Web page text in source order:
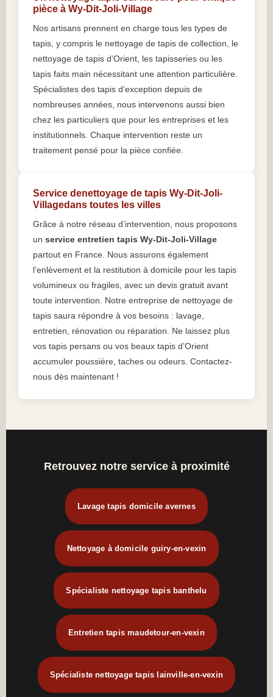
pièce à Wy-Dit-Joli-Village
Nos artisans prennent en charge tous les types de
tapis, y compris le nettoyage de tapis de collection, le
nettoyage de tapis d’Orient, les tapisseries ou les
tapis faits main nécessitant une attention particulière.
Spécialistes des tapis d’exception depuis de
nombreuses années, nous intervenons aussi bien
chez les particuliers que pour les entreprises et les
institutionnels. Chaque intervention reste un
traitement pensé pour la pièce confiée.
Service denettoyage de tapis Wy-Dit-Joli-
Villagedans toutes les villes
Grâce à notre réseau d’intervention, nous proposons
un service entretien tapis Wy-Dit-Joli-Village
partout en France. Nous assurons également
l’enlèvement et la restitution à domicile pour les tapis
volumineux ou fragiles, avec un devis gratuit avant
toute intervention. Notre entreprise de nettoyage de
tapis saura répondre à vos besoins : lavage,
entretien, rénovation ou réparation. Ne laissez plus
vos tapis persans ou vos beaux tapis d’Orient
accumuler poussière, taches ou odeurs. Contactez-
nous dès maintenant !
Retrouvez notre service à proximité
Lavage tapis domicile avernes
Nettoyage à domicile guiry-en-vexin
Spécialiste nettoyage tapis banthelu
Entretien tapis maudetour-en-vexin
Spécialiste nettoyage tapis lainville-en-vexin